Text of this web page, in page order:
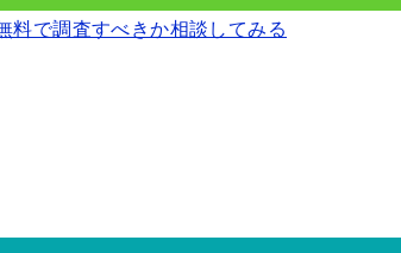
料で調査すべきか相談してみる